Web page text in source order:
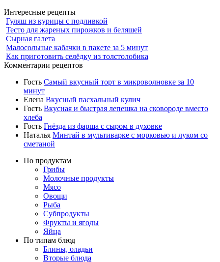
Интересные рецепты
Гуляш из курицы с подливкой
Тесто для жареных пирожков и беляшей
Сырная галета
Малосольные кабачки в пакете за 5 минут
Как приготовить селёдку из толстолобика
Комментарии рецептов
Гость Самый вкусный торт в микроволновке за 10
минут
Елена Вкусный пасхальный кулич
Гость Вкусная и быстрая лепешка на сковороде вместо
хлеба
Гость Гнёзда из фарша с сыром в духовке
Наталья Минтай в мультиварке с морковью и луком со
сметаной
По продуктам
Грибы
Молочные продукты
Мясо
Овощи
Рыба
Субпродукты
Фрукты и ягоды
Яйца
По типам блюд
Блины, оладьи
Вторые блюда